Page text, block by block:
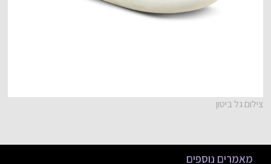
צילום גל ביטון
מאמרים נוספים